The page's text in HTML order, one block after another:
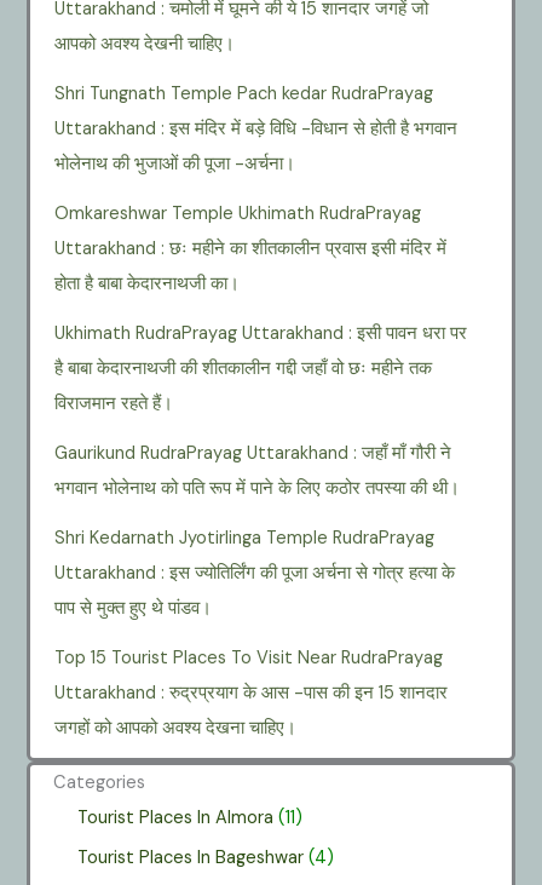
Uttarakhand : चमोली में घूमने की ये 15 शानदार जगहें जो
आपको अवश्य देखनी चाहिए।
Shri Tungnath Temple Pach kedar RudraPrayag
Uttarakhand : इस मंदिर में बड़े विधि -विधान से होती है भगवान
भोलेनाथ की भुजाओं की पूजा -अर्चना।
Omkareshwar Temple Ukhimath RudraPrayag
Uttarakhand : छः महीने का शीतकालीन प्रवास इसी मंदिर में
होता है बाबा केदारनाथजी का।
Ukhimath RudraPrayag Uttarakhand : इसी पावन धरा पर
है बाबा केदारनाथजी की शीतकालीन गद्दी जहाँ वो छः महीने तक
विराजमान रहते हैं।
Gaurikund RudraPrayag Uttarakhand : जहाँ माँ गौरी ने
भगवान भोलेनाथ को पति रूप में पाने के लिए कठोर तपस्या की थी।
Shri Kedarnath Jyotirlinga Temple RudraPrayag
Uttarakhand : इस ज्योतिर्लिंग की पूजा अर्चना से गोत्र हत्या के
पाप से मुक्त हुए थे पांडव।
Top 15 Tourist Places To Visit Near RudraPrayag
Uttarakhand : रुद्रप्रयाग के आस -पास की इन 15 शानदार
जगहों को आपको अवश्य देखना चाहिए।
Categories
Tourist Places In Almora (11)
Tourist Places In Bageshwar (4)